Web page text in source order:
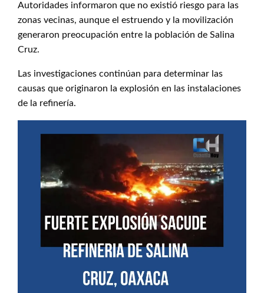
Autoridades informaron que no existió riesgo para las
zonas vecinas, aunque el estruendo y la movilización
generaron preocupación entre la población de Salina
Cruz.
Las investigaciones continúan para determinar las
causas que originaron la explosión en las instalaciones
de la refinería.